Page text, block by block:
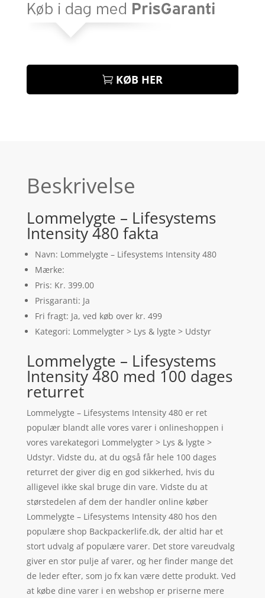
KØB HER
Beskrivelse
Lommelygte – Lifesystems
Intensity 480 fakta
Navn: Lommelygte – Lifesystems Intensity 480
Mærke:
Pris: Kr. 399.00
Prisgaranti: Ja
Fri fragt: Ja, ved køb over kr. 499
Kategori: Lommelygter > Lys & lygte > Udstyr
Lommelygte – Lifesystems
Intensity 480 med 100 dages
returret
Lommelygte – Lifesystems Intensity 480 er ret
populær blandt alle vores varer i onlineshoppen i
vores varekategori Lommelygter > Lys & lygte >
Udstyr. Vidste du, at du også får hele 100 dages
returret der giver dig en god sikkerhed, hvis du
alligevel ikke skal bruge din vare. Vidste du at
størstedelen af dem der handler online køber
Lommelygte – Lifesystems Intensity 480 hos den
populære shop Backpackerlife.dk, der altid har et
stort udvalg af populære varer. Det store vareudvalg
giver en stor pulje af varer, og her finder mange det
de leder efter, som jo fx kan være dette produkt. Ved
at købe dine varer i en webshop er priserne mere